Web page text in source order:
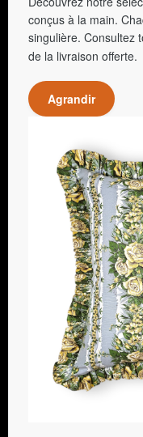
conçus à la main.
singulière. Consultez
de la livraison offerte.
Agrandir